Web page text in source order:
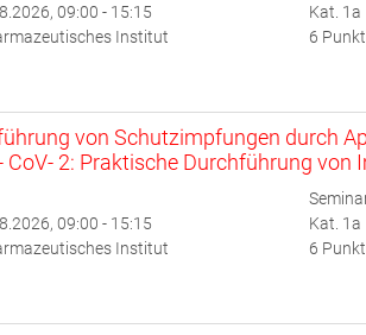
09:00 - 15:15
Institut
Kat. 1a
6
von Schutzimpfungen durch
CoV- 2: Praktische Durchführung von
09:00 - 15:15
Institut
Kat. 1a
6